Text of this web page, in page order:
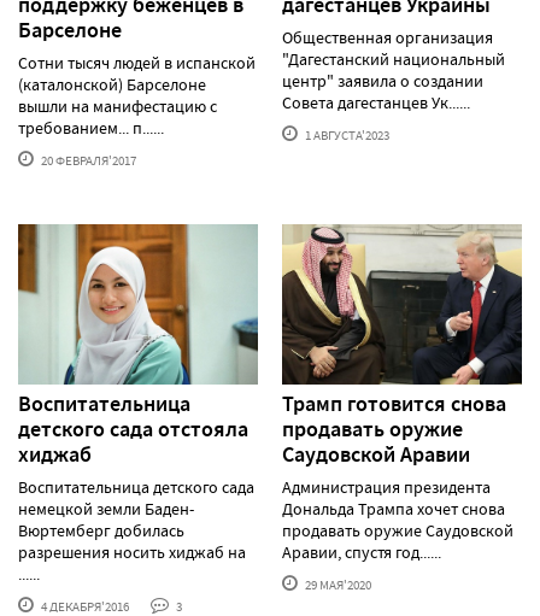
Барселоне
Сотни тысяч людей в испанской
(каталонской) Барселоне
вышли на манифестацию с
требованием... п......
20 ФЕВРАЛЯ'2017
Общественная организация
"Дагестанский национальный
центр" заявила о создании
Совета дагестанцев Ук......
1 АВГУСТА'2023
Воспитательница
детского сада отстояла
хиджаб
Воспитательница детского сада
немецкой земли Баден-
Вюртемберг добилась
разрешения носить хиджаб на
......
4 ДЕКАБРЯ'2016 3
Трамп готовится снова
продавать оружие
Саудовской Аравии
Администрация президента
Дональда Трампа хочет снова
продавать оружие Саудовской
Аравии, спустя год......
29 МАЯ'2020